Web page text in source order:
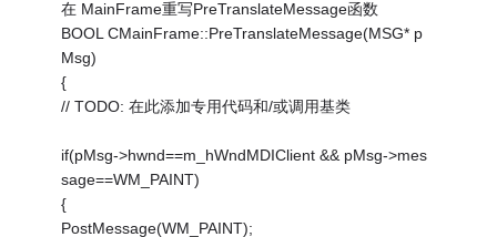
在 MainFrame重写PreTranslateMessage函数
BOOL CMainFrame::PreTranslateMessage(MSG* p
Msg)
{
// TODO: 在此添加专用代码和/或调用基类
if(pMsg->hwnd==m_hWndMDIClient && pMsg->mes
sage==WM_PAINT)
{
PostMessage(WM_PAINT);